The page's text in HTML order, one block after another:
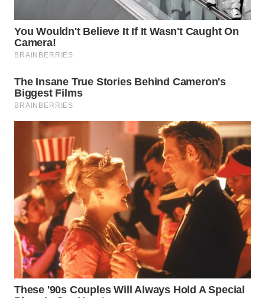
WN
BINJAI
CIREBON
INDRAMAYU
WN
KUNINGAN
WN
MAJALENGKA
WN
SUBANG
WN